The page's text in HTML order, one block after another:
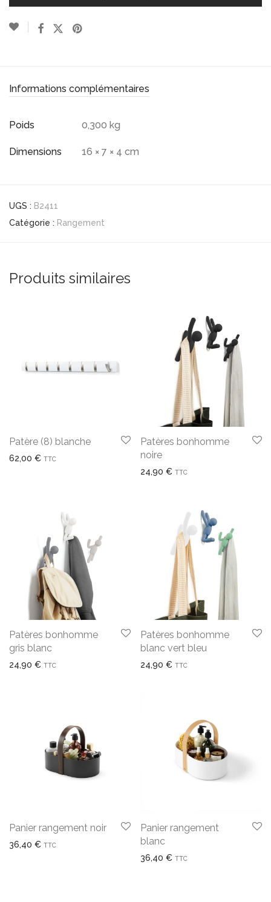
Informations complémentaires
Poids 0,300 kg
Dimensions 16 × 7 × 4 cm
UGS : B2411
Catégorie : Rangement
Produits similaires
Patère (8) blanche
62,00 € TTC
Patères bonhomme
noire
24,90 € TTC
Patères bonhomme
gris blanc
24,90 € TTC
Patères bonhomme
blanc vert bleu
24,90 € TTC
Panier rangement noir
36,40 € TTC
Panier rangement
blanc
36,40 € TTC